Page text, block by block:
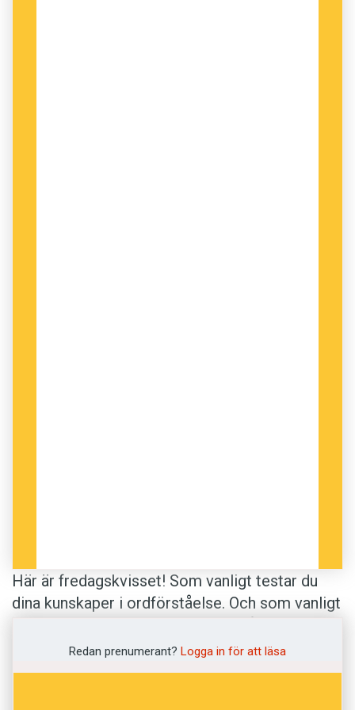
Här är fredagskvisset! Som vanligt testar du
dina kunskaper i ordförståelse. Och som vanligt
vi tror är betydligt knepigare. Lycka till!
Redan prenumerant? Logga in för att läsa